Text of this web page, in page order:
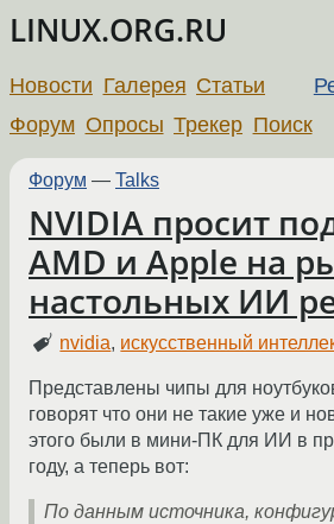
LINUX.ORG.RU
Новости Галерея Статьи
Форум Опросы Трекер Поиск
Форум — Talks
NVIDIA просит
AMD и Apple на
настольных ИИ
nvidia, искусственный
Представлены чипы для
говорят что они не такие уже и
этого были в мини-ПК для ИИ в
году, а теперь вот:
По данным источника,